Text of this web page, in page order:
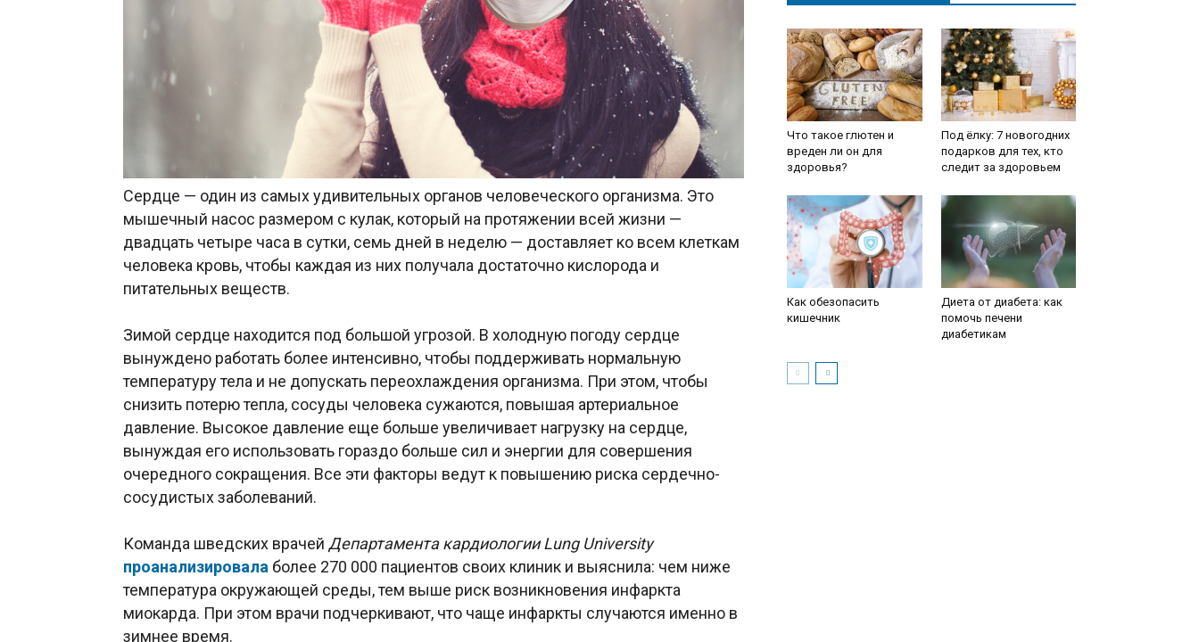
Сердце — один из самых удивительных органов человеческого организма. Это
мышечный насос размером с кулак, который на протяжении всей жизни —
двадцать четыре часа в сутки, семь дней в неделю — доставляет ко всем клеткам
человека кровь, чтобы каждая из них получала достаточно кислорода и
питательных веществ.
Зимой сердце находится под большой угрозой. В холодную погоду сердце
вынуждено работать более интенсивно, чтобы поддерживать нормальную
температуру тела и не допускать переохлаждения организма. При этом, чтобы
снизить потерю тепла, сосуды человека сужаются, повышая артериальное
давление. Высокое давление еще больше увеличивает нагрузку на сердце,
вынуждая его использовать гораздо больше сил и энергии для совершения
очередного сокращения. Все эти факторы ведут к повышению риска сердечно-
сосудистых заболеваний.
Команда шведских врачей Департамента кардиологииLung University
проанализировала более 270 000 пациентов своих клиник и выяснила: чем ниже
температура окружающей среды, тем выше риск возникновения инфаркта
миокарда. При этом врачи подчеркивают, что чаще инфаркты случаются именно в
зимнее время.
Что такое глютен и
вреден ли он для
здоровья?
Под ёлку: 7 новогодних
подарков для тех, кто
следит за здоровьем
Как обезопасить
кишечник
Диета от диабета: как
помочь печени
диабетикам